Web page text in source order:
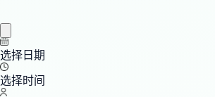
选择日期
选择时间